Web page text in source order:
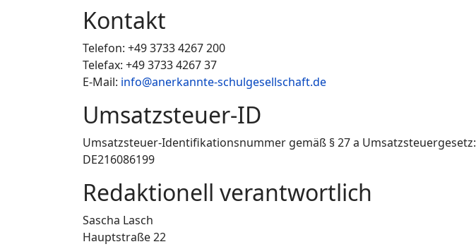
Kontakt
Telefon: +49 3733 4267 200
Telefax: +49 3733 4267 37
E-Mail: info@anerkannte-schulgesellschaft.de
Umsatzsteuer-ID
Umsatzsteuer-Identifikationsnummer gemäß § 27 a Umsatzsteuergesetz:
DE216086199
Redaktionell verantwortlich
Sascha Lasch
Hauptstraße 22